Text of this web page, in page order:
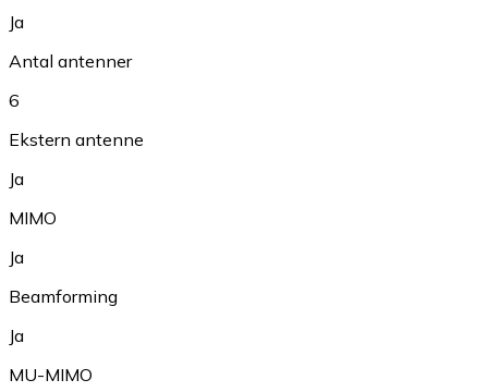
Ja
Antal antenner
6
Ekstern antenne
Ja
MIMO
Ja
Beamforming
Ja
MU-MIMO